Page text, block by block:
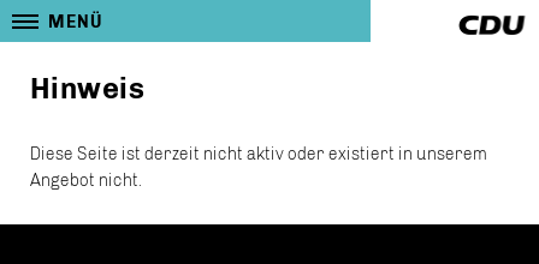
MENÜ
Hinweis
Diese Seite ist derzeit nicht aktiv oder existiert in unserem
Angebot nicht.